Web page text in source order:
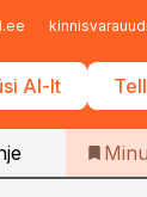
AI-lt
Telli